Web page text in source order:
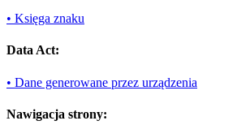
• Księga znaku
Data Act:
• Dane generowane przez urządzenia
Nawigacja strony: